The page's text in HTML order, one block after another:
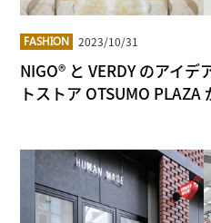
FASHION 2023/10/31
NIGO® と VERDY のアイ
トストア OTSUMO